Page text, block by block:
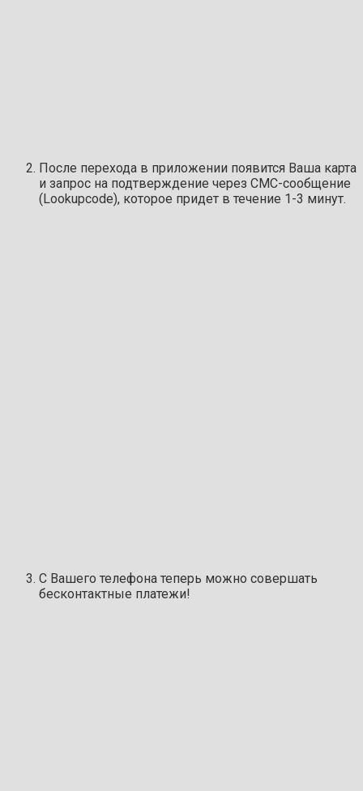
После перехода в приложении появится Ваша карта
и запрос на подтверждение через СМС-сообщение
(Lookupcode), которое придет в течение 1-3 минут.
С Вашего телефона теперь можно совершать
бесконтактные платежи!